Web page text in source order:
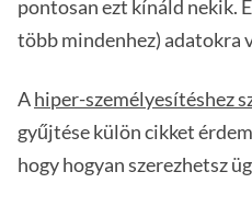
pontosan ezt kínáld nekik.
több mindenhez) adatokra
Ahiper-személyesítéshez
gyűjtése külön cikket
hogy hogyan szerezhetsz